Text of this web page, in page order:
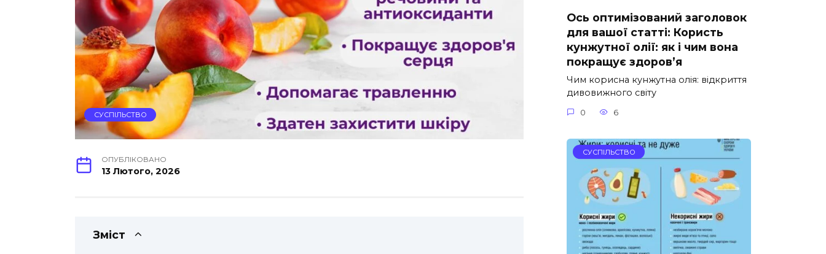
СУСПІЛЬСТВО
ОПУБЛІКОВАНО
13 Лютого, 2026
Зміст
Ось оптимізований заголовок
для вашої статті: Користь
кунжутної олії: як і чим вона
покращує здоров’я
Чим корисна кунжутна олія: відкриття
дивовижного світу
0 6
СУСПІЛЬСТВО